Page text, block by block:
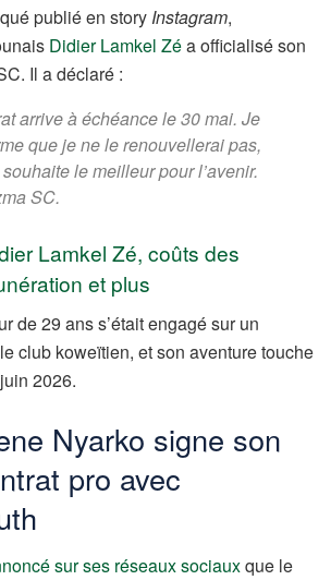
publié en story Instagram,
Didier Lamkel Zéa officialisé son
Il a déclaré :
arrive à échéance le 30 mai. Je
que je ne le renouvellerai pas,
le meilleur pour l’avenir.
SC.
Lamkel Zé, coûts des
et plus
de 29 ans s’était engagé sur un
club koweïtien, et son aventure touche
2026.
Nyarko signe son
pro avec
sur ses réseaux sociauxque le